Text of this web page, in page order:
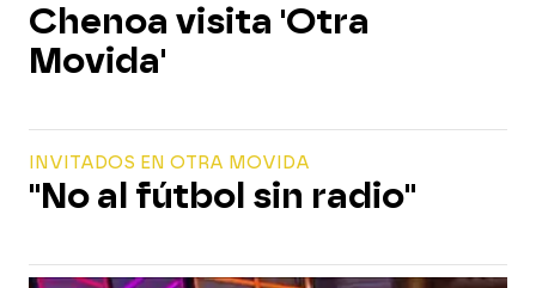
Chenoa visita 'Otra
Movida'
INVITADOS EN OTRA MOVIDA
"No al fútbol sin radio"